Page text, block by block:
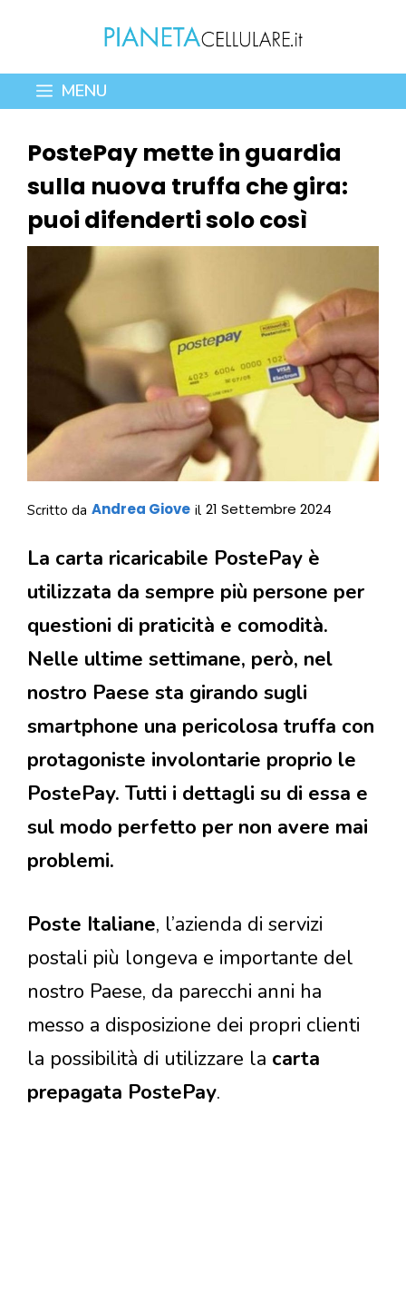
contenuto
MENU
PostePay mette in guardia
sulla nuova truffa che gira:
puoi difenderti solo così
Scritto da Andrea Giove il 21 Settembre 2024
La carta ricaricabile PostePay è
utilizzata da sempre più persone per
questioni di praticità e comodità.
Nelle ultime settimane, però, nel
nostro Paese sta girando sugli
smartphone una pericolosa truffa con
protagoniste involontarie proprio le
PostePay. Tutti i dettagli su di essa e
sul modo perfetto per non avere mai
problemi.
Poste Italiane, l’azienda di servizi
postali più longeva e importante del
nostro Paese, da parecchi anni ha
messo a disposizione dei propri clienti
la possibilità di utilizzare la carta
prepagata PostePay.